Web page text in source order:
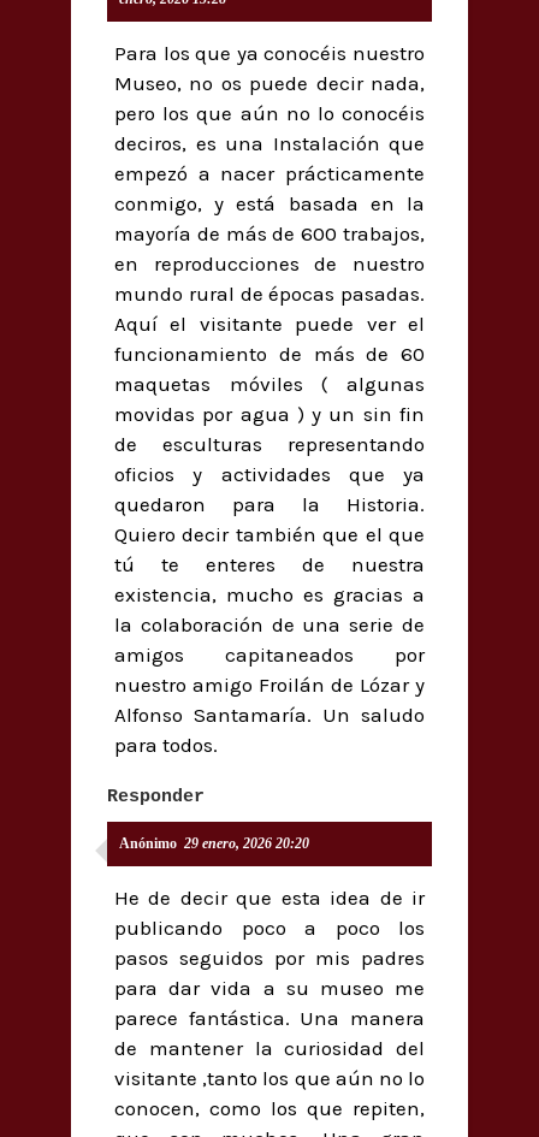
Para los que ya conocéis nuestro
Museo, no os puede decir nada,
pero los que aún no lo conocéis
deciros, es una Instalación que
empezó a nacer prácticamente
conmigo, y está basada en la
mayoría de más de 600 trabajos,
en reproducciones de nuestro
mundo rural de épocas pasadas.
Aquí el visitante puede ver el
funcionamiento de más de 60
maquetas móviles ( algunas
movidas por agua ) y un sin fin
de esculturas representando
oficios y actividades que ya
quedaron para la Historia.
Quiero decir también que el que
tú te enteres de nuestra
existencia, mucho es gracias a
la colaboración de una serie de
amigos capitaneados por
nuestro amigo Froilán de Lózar y
Alfonso Santamaría. Un saludo
para todos.
Responder
Anónimo 29 enero, 2026 20:20
He de decir que esta idea de ir
publicando poco a poco los
pasos seguidos por mis padres
para dar vida a su museo me
parece fantástica. Una manera
de mantener la curiosidad del
visitante ,tanto los que aún no lo
conocen, como los que repiten,